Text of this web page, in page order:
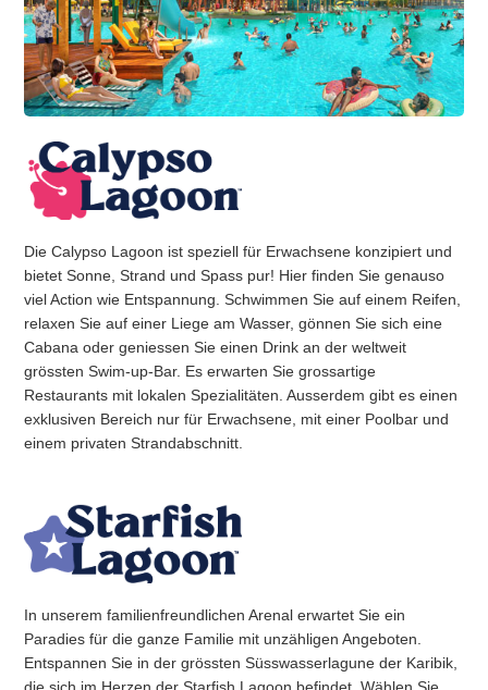
Die Calypso Lagoon ist speziell für Erwachsene konzipiert und
bietet Sonne, Strand und Spass pur! Hier finden Sie genauso
viel Action wie Entspannung. Schwimmen Sie auf einem Reifen,
relaxen Sie auf einer Liege am Wasser, gönnen Sie sich eine
Cabana oder geniessen Sie einen Drink an der weltweit
grössten Swim-up-Bar. Es erwarten Sie grossartige
Restaurants mit lokalen Spezialitäten. Ausserdem gibt es einen
exklusiven Bereich nur für Erwachsene, mit einer Poolbar und
einem privaten Strandabschnitt.
In unserem familienfreundlichen Arenal erwartet Sie ein
Paradies für die ganze Familie mit unzähligen Angeboten.
Entspannen Sie in der grössten Süsswasserlagune der Karibik,